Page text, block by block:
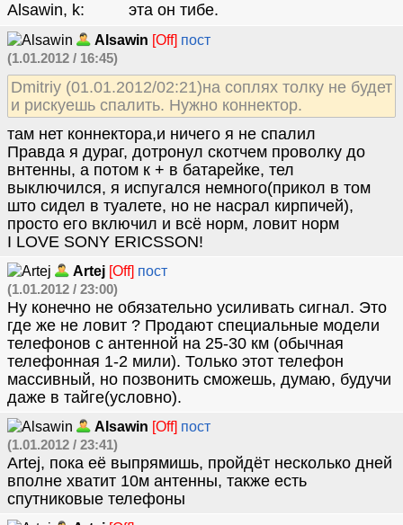
Alsawin, эта он тибе.
Alsawin [Off] пост
(1.01.2012 / 16:45)
Dmitriy (01.01.2012/02:21)на соплях толку не будет
и рискуешь спалить. Нужно коннектор.
там нет коннектора,и ничего я не спалил
Правда я дураг, дотронул скотчем проволку до
внтенны, а потом к + в батарейке, тел
выключился, я испугался немного(прикол в том
што сидел в туалете, но не насрал кирпичей),
просто его включил и всё норм, ловит норм
I LOVE SONY ERICSSON!
Artej [Off] пост
(1.01.2012 / 23:00)
Ну конечно не обязательно усиливать сигнал. Это
где же не ловит ? Продают специальные модели
телефонов с антенной на 25-30 км (обычная
телефонная 1-2 мили). Только этот телефон
массивный, но позвонить сможешь, думаю, будучи
даже в тайге(условно).
Alsawin [Off] пост
(1.01.2012 / 23:41)
Artej, пока её выпрямишь, пройдёт несколько дней
вполне хватит 10м антенны, также есть
спутниковые телефоны